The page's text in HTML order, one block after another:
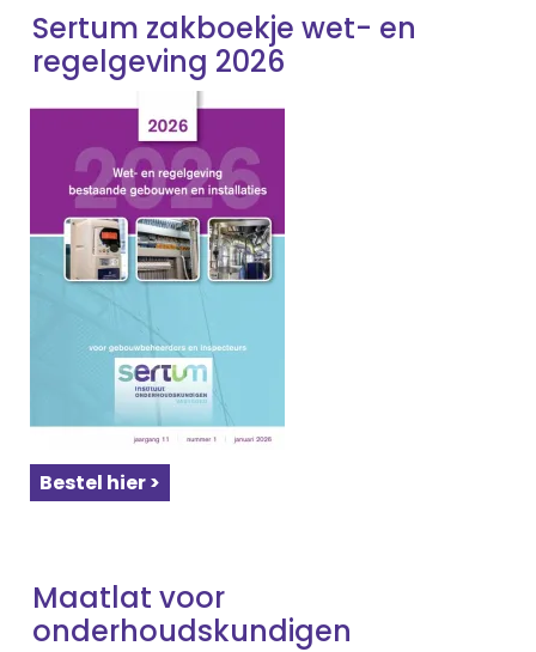
Sertum zakboekje wet- en
regelgeving 2026
Bestel hier >
Maatlat voor
onderhoudskundigen